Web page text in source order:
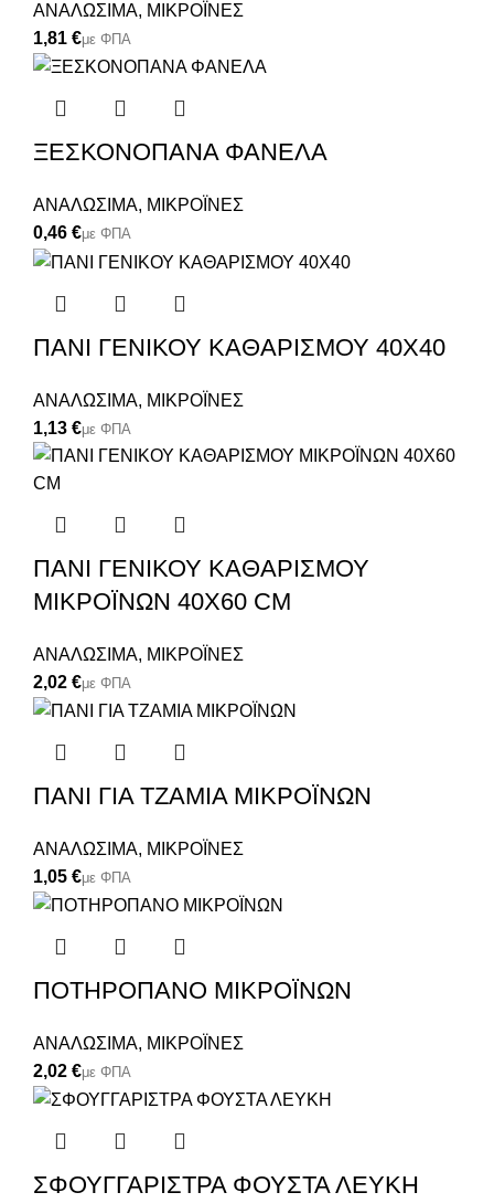
ΑΝΑΛΩΣΙΜΑ, ΜΙΚΡΟΪΝΕΣ
€
ΞΕΣΚΟΝΟΠΑΝΑ ΦΑΝΕΛΑ
ΑΝΑΛΩΣΙΜΑ, ΜΙΚΡΟΪΝΕΣ
€
ΠΑΝΙ ΓΕΝΙΚΟΥ ΚΑΘΑΡΙΣΜΟΥ 40X40
ΑΝΑΛΩΣΙΜΑ, ΜΙΚΡΟΪΝΕΣ
€
ΠΑΝΙ ΓΕΝΙΚΟΥ ΚΑΘΑΡΙΣΜΟΥ
ΜΙΚΡΟΪΝΩΝ 40Χ60 CM
ΑΝΑΛΩΣΙΜΑ, ΜΙΚΡΟΪΝΕΣ
€
ΠΑΝΙ ΓΙΑ ΤΖΑΜΙΑ ΜΙΚΡΟΪΝΩΝ
ΑΝΑΛΩΣΙΜΑ, ΜΙΚΡΟΪΝΕΣ
€
ΠΟΤΗΡΟΠΑΝΟ ΜΙΚΡΟΪΝΩΝ
ΑΝΑΛΩΣΙΜΑ, ΜΙΚΡΟΪΝΕΣ
€
ΣΦΟΥΓΓΑΡΙΣΤΡΑ ΦΟΥΣΤΑ ΛΕΥΚΗ